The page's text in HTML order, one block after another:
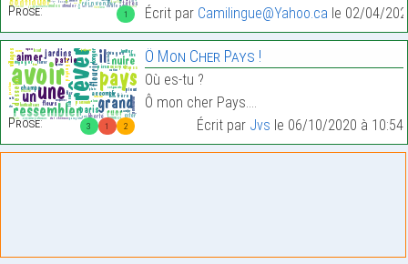
1
Prose:
Écrit par Camilingue@Yahoo.ca le 02/04/
3 1 2
Prose:
Ô Mon Cher Pays !
Où es-tu ?
Ô mon cher Pays.…
Écrit par Jvs le 06/10/2020 à 10:54